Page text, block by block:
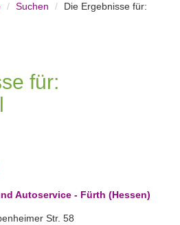
Suchen
Die Ergebnisse für:
für:
Autoservice - Fürth (Hessen)
Str. 58